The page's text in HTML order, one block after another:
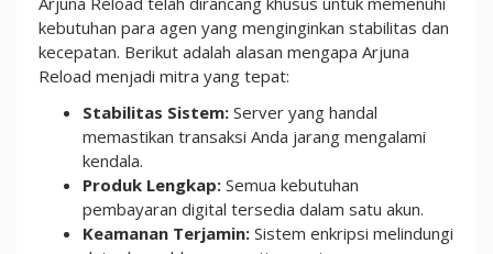
kebutuhan para agen yang menginginkan stabilitas dan
kecepatan. Berikut adalah alasan mengapa Arjuna
Reload menjadi mitra yang tepat:
Stabilitas Sistem: Server yang handal
memastikan transaksi Anda jarang mengalami
kendala.
Produk Lengkap: Semua kebutuhan
pembayaran digital tersedia dalam satu akun.
Keamanan Terjamin: Sistem enkripsi melindungi